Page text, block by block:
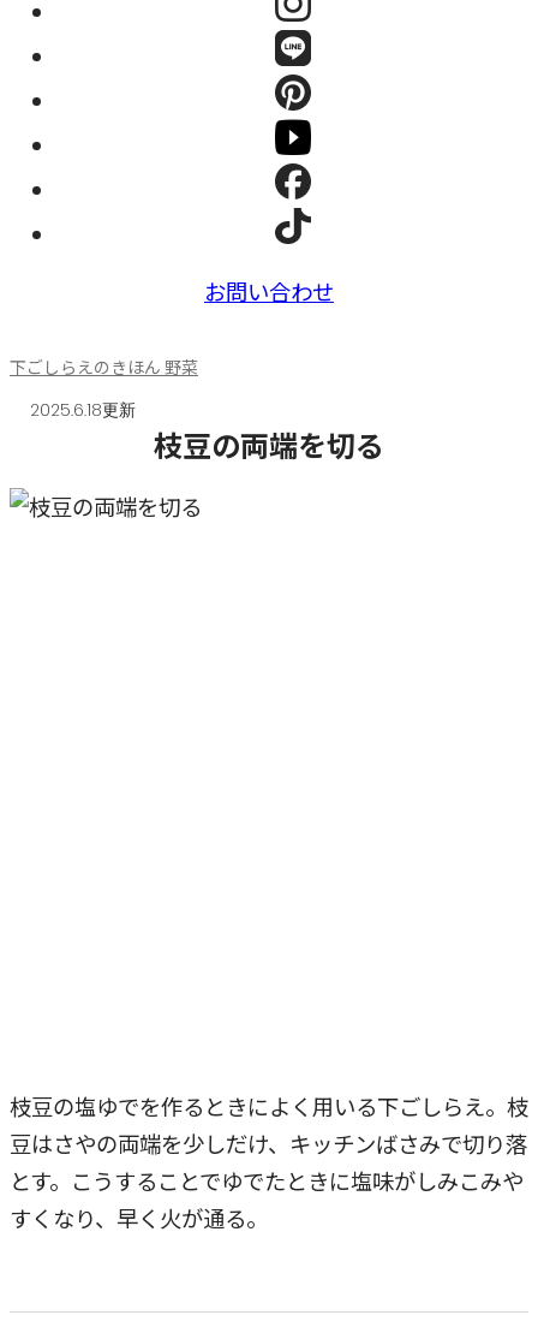
お問い合わせ
下ごしらえのきほん 野菜
2025.6.18更新
枝豆の両端を切る
枝豆の塩ゆでを作るときによく用いる下ごしらえ。枝
豆はさやの両端を少しだけ、キッチンばさみで切り落
とす。こうすることでゆでたときに塩味がしみこみや
すくなり、早く火が通る。